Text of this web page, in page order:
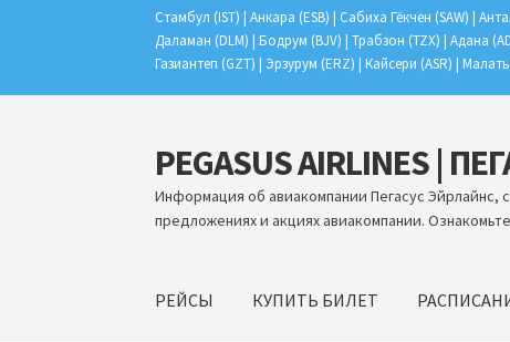
Стамбул (IST) | Анкара (ESB) | Сабиха Гёкчен (SAW) |
Даламан (DLM) | Бодрум (BJV) | Трабзон (TZX) | Адана
Газиантеп (GZT) | Эрзурум (ERZ) | Кайсери (ASR) |
Перейти
к
навигации
Перейти
к
содержимому
PEGASUS AIRLINES |
Информация об авиакомпании Пегасус Эйрлайнс,
предложениях и акциях авиакомпании.
РЕЙСЫ КУПИТЬ БИЛЕТ